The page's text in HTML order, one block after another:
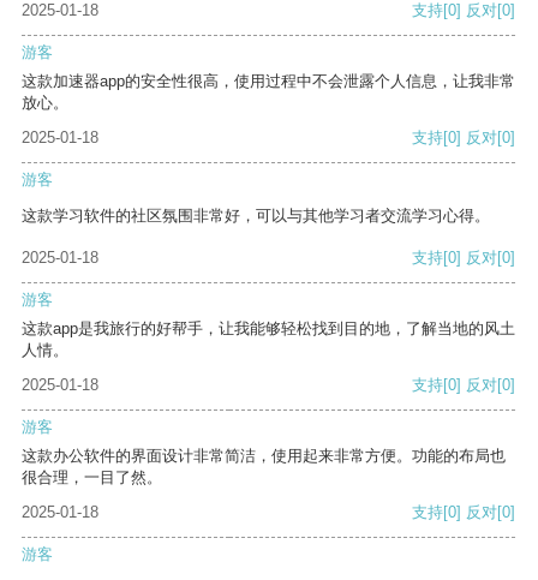
2025-01-18 支持[0] 反对[0]
游客
这款加速器app的安全性很高，使用过程中不会泄露个人信息，让我非常
放心。
2025-01-18
支持[0] 反对[0]
游客
这款学习软件的社区氛围非常好，可以与其他学习者交流学习心得。
2025-01-18 支持[0] 反对[0]
游客
这款app是我旅行的好帮手，让我能够轻松找到目的地，了解当地的风土
人情。
2025-01-18
支持[0] 反对[0]
游客
这款办公软件的界面设计非常简洁，使用起来非常方便。功能的布局也
很合理，一目了然。
2025-01-18
支持[0] 反对[0]
游客